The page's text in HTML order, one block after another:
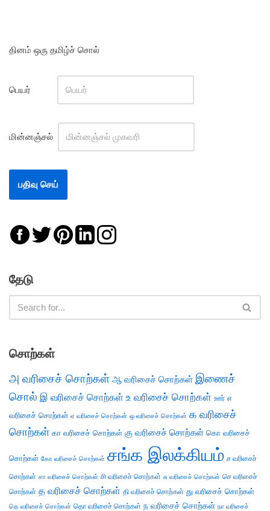
தினம் ஒரு தமிழ்ச் சொல்
பெயர்
மின்னஞ்சல்
தேடு
சொற்கள்
அ வரிசைச் சொற்கள் ஆ வரிசைச் சொற்கள் இணைச்
சொல் இ வரிசைச் சொற்கள் உ வரிசைச் சொற்கள் ஊர் எ
வரிசைச் சொற்கள் ஏ வரிசைச் சொற்கள் ஒ வரிசைச் சொற்கள் க வரிசைச்
சொற்கள் கா வரிசைச் சொற்கள் கு வரிசைச் சொற்கள் கொ வரிசைச்
சொற்கள் கோ வரிசைச் சொற்கள் சங்க இலக்கியம் ச வரிசைச்
சொற்கள் சா வரிசைச் சொற்கள் சி வரிசைச் சொற்கள் சு வரிசைச் சொற்கள் செ வரிசைச்
சொற்கள் த வரிசைச் சொற்கள் தி வரிசைச் சொற்கள் து வரிசைச் சொற்கள்
தெ வரிசைச் சொற்கள் தொ வரிசைச் சொற்கள் ந வரிசைச் சொற்கள் நா வரிசைச்